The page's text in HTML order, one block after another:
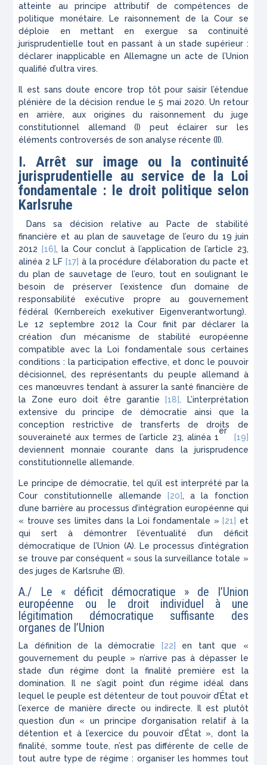
atteinte au principe attributif de compétences de
politique monétaire. Le raisonnement de la Cour se
déploie en mettant en exergue sa continuité
jurisprudentielle tout en passant à un stade supérieur :
déclarer inapplicable en Allemagne un acte de l’Union
qualifié d’ultra vires.
Il est sans doute encore trop tôt pour saisir l’étendue
plénière de la décision rendue le 5 mai 2020. Un retour
en arrière, aux origines du raisonnement du juge
constitutionnel allemand (I) peut éclairer sur les
éléments controversés de son analyse récente (II).
I. Arrêt sur image ou la continuité
jurisprudentielle au service de la Loi
fondamentale : le droit politique selon
Karlsruhe
Dans sa décision relative au Pacte de stabilité
financière et au plan de sauvetage de l’euro du 19 juin
2012
[16], la Cour conclut à l’application de l’article 23,
alinéa 2 LF [17] à la procédure d’élaboration du pacte et
du plan de sauvetage de l’euro, tout en soulignant le
besoin de préserver l’existence d’un domaine de
responsabilité exécutive propre au gouvernement
fédéral (Kernbereich exekutiver Eigenverantwortung).
Le 12 septembre 2012 la Cour finit par déclarer la
création d’un mécanisme de stabilité européenne
compatible avec la Loi fondamentale sous certaines
conditions : la participation effective, et donc le pouvoir
décisionnel, des représentants du peuple allemand à
ces manœuvres tendant à assurer la santé financière de
la Zone euro doit être garantie [18]. L’interprétation
extensive du principe de démocratie ainsi que la
conception restrictive de transferts de droits de
souveraineté aux termes de l’article 23, alinéa 1
er
[19]
deviennent monnaie courante dans la jurisprudence
constitutionnelle allemande.
Le principe de démocratie, tel qu’il est interprété par la
Cour constitutionnelle allemande
[20], a la fonction
d’une barrière au processus d’intégration européenne qui
« trouve ses limites dans la Loi fondamentale » [21] et
qui sert à démontrer l’éventualité d’un déficit
démocratique de l’Union (A). Le processus d’intégration
se trouve par conséquent « sous la surveillance totale »
des juges de Karlsruhe (B).
A./ Le « déficit démocratique » de l’Union
européenne ou le droit individuel à une
légitimation démocratique suffisante des
organes de l’Union
La définition de la démocratie [22]
en tant que «
gouvernement du peuple » n’arrive pas à dépasser le
stade d’un régime dont la finalité première est la
domination. Il ne s’agit point d’un régime idéal dans
lequel le peuple est détenteur de tout pouvoir d’État et
l’exerce de manière directe ou indirecte. Il est plutôt
question d’un « un principe d’organisation relatif à la
détention et à l’exercice du pouvoir d’État », dont la
finalité, somme toute, n’est pas différente de celle de
tout autre type de régime : organiser les hommes tout